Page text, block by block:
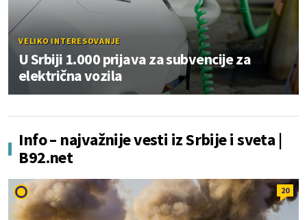
VELIKO INTERESOVANJE
U Srbiji 1.000 prijava za subvencije za
električna vozila
Info – najvažnije vesti iz Srbije i sveta |
B92.net
20